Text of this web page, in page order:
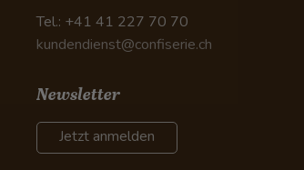
Tel.: +41 41 227 70 70
kundendienst@confiserie.ch
Newsletter
Jetzt anmelden